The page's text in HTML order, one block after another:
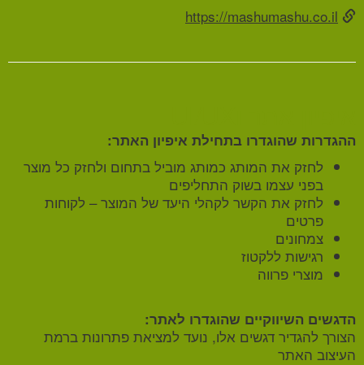
https://mashumashu.co.il
ההגדרות שהוגדרו בתחילת איפיון האתר:
לחזק את המותג כמותג מוביל בתחום ולחזק כל מוצר
בפני עצמו בשוק התחליפים
לחזק את הקשר לקהלי היעד של המוצר – לקוחות
פרטים
צמחונים
רגישות ללקטוז
מוצרי פרווה
הדגשים השיווקיים שהוגדרו לאתר:
הצורך להגדיר דגשים אלו, נועד למציאת פתרונות ברמת
העיצוב האתר